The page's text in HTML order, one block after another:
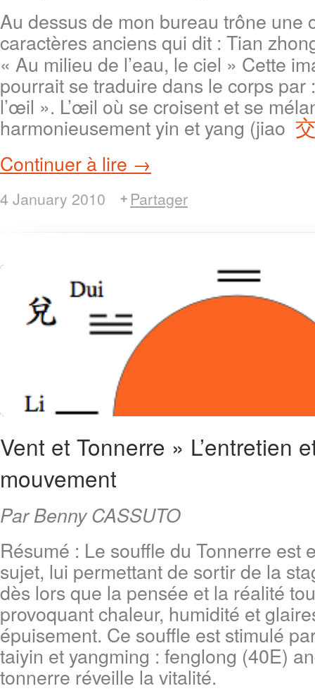
Au dessus de mon bureau trône une
caractères anciens qui dit : Tian
« Au milieu de l’eau, le ciel » Cette
pourrait se traduire dans le corps par
l’œil ». L’œil où se croisent et se
harmonieusement yin et yang (jiao
Continuer à lire →
4 January 2010 Partager
Vent et Tonnerre » L’entretien
mouvement
Par Benny CASSUTO
Résumé : Le souffle du Tonnerre est
sujet, lui permettant de sortir de la
dès lors que la pensée et la réalité
provoquant chaleur, humidité et
épuisement. Ce souffle est stimulé
taiyin et yangming : fenglong (40E)
tonnerre réveille la vitalité.